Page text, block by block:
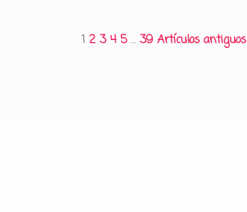
Paginación
1 2 3 4 5 … 39 Artículos antiguos